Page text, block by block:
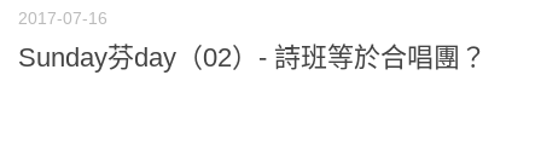
2017-07-16
Sunday芬day（02）- 詩班等於合唱團？